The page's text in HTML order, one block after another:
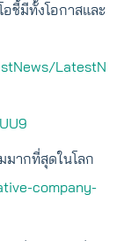
ชี้มีทั้งโอกาสและ
LatestN
ากที่สุดในโลก
company-